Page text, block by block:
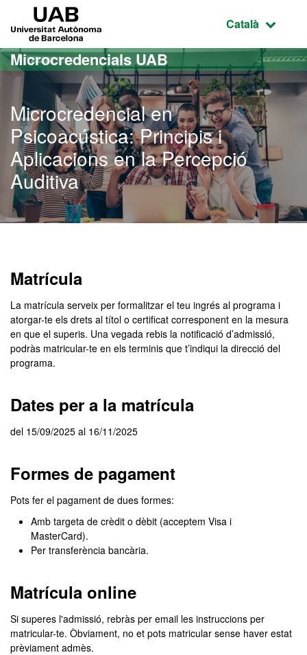
Ves al contingut principal
Ves a la navegació de la pàgina
Idioma
Català
Microcredencials UAB
Microcredencial en
Psicoacústica: Principis i
Aplicacions en la Percepció
Auditiva
Matrícula
La matrícula serveix per formalitzar el teu ingrés al programa i
atorgar-te els drets al títol o certificat corresponent en la mesura
en que el superis. Una vegada rebis la notificació d’admissió,
podràs matricular-te en els terminis que t’indiqui la direcció del
programa.
Dates per a la matrícula
del 15/09/2025 al 16/11/2025
Formes de pagament
Pots fer el pagament de dues formes:
Amb targeta de crèdit o dèbit (acceptem Visa i
MasterCard).
Per transferència bancària.
Matrícula online
Si superes l'admissió, rebràs per email les instruccions per
matricular-te. Òbviament, no et pots matricular sense haver estat
prèviament admès.